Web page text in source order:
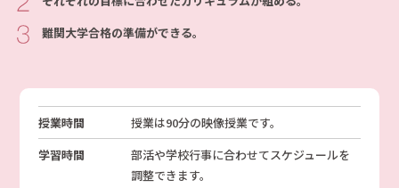
難関大学合格の準備ができる。
授業時間
授業は90分の映像授業です。
学習時間
部活や学校行事に合わせてスケジュールを
調整できます。